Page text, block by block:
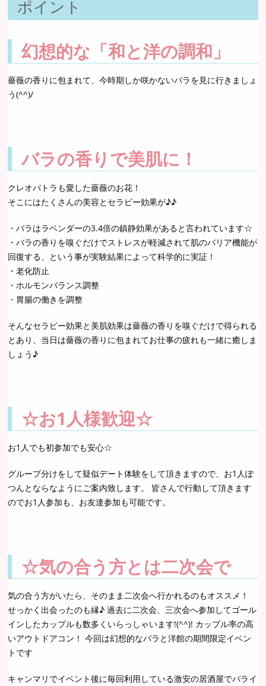
ポイント
幻想的な「和と洋の調和」
薔薇の香りに包まれて、今時期しか咲かないバラを見に行きましょ
う(^^)/
バラの香りで美肌に！
クレオパトラも愛した薔薇のお花！
そこにはたくさんの美容とセラピー効果が♪♪
・バラはラベンダーの3.4倍の鎮静効果があると言われています☆
・バラの香りを嗅ぐだけでストレスが軽減されて肌のバリア機能が
回復する、という事が実験結果によって科学的に実証！
・老化防止
・ホルモンバランス調整
・胃腸の働きを調整
そんなセラピー効果と美肌効果は薔薇の香りを嗅ぐだけで得られる
とあり、当日は薔薇の香りに包まれてお仕事の疲れも一緒に癒しま
しょう♪
☆お1人様歓迎☆
お1人でも初参加でも安心☆
グループ分けをして疑似デート体験をして頂きますので、お1人ぽ
つんとならなようにご案内致します。 皆さんで行動して頂きます
のでお1人参加も、お友達参加も可能です。
☆気の合う方とは二次会で
気の合う方がいたら、そのまま二次会へ行かれるのもオススメ！
せっかく出会ったのも縁♪ 過去に二次会、三次会へ参加してゴール
インしたカップルも数多くいらっしゃいます!(^^)! カップル率の高
いアウトドアコン！ 今回は幻想的なバラと洋館の期間限定イベン
トです
キャンマリでイベント後に毎回利用している激安の居酒屋でバライ